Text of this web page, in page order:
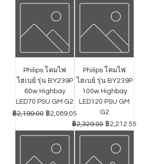
Philips โคมไฟ
ไฮเบย์ รุ่น BY239P
60w Highbay
LED70 PSU GM G2
ราคาปกติ
฿2,199.00 ราคาขายลด
฿2,089.05
Philips โคมไฟ
ไฮเบย์ รุ่น BY239P
100w Highbay
LED120 PSU GM
G2
ราคาปกติ
฿2,329.00 ราคาขายลด
฿2,212.55